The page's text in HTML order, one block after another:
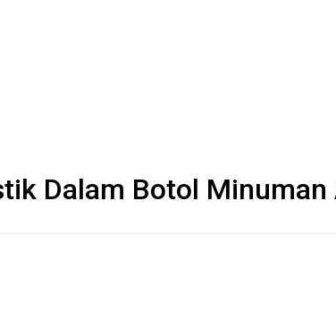
Dalam Botol Minuman